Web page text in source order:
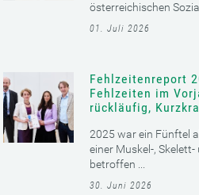
österreichischen
01. Juli 2026
Fehlzeitenreport
Fehlzeiten im
rückläufig,
2025 war ein Fünftel
einer Muskel-,
betroffen ...
30. Juni 2026